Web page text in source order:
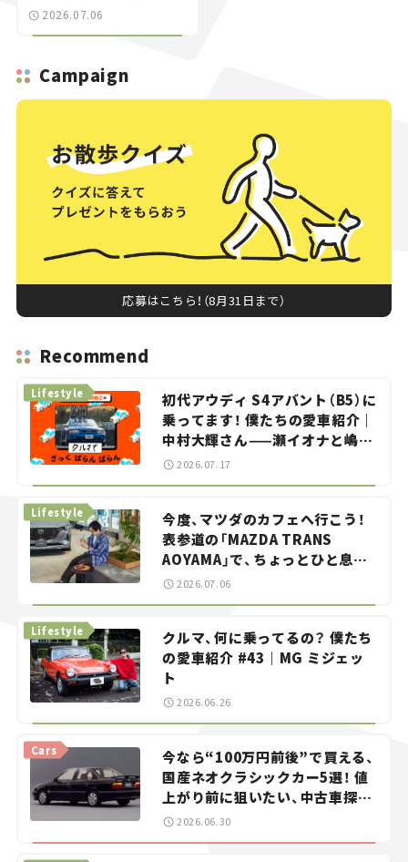
2026.07.06
Campaign
応募はこちら！（8月31日まで）
Recommend
初代アウディ S4アバント（B5）に
乗ってます！ 僕たちの愛車紹介｜
中村大輝さん——瀬イオナと嶋田
智之の「クルマでざっくばらんば
Lifestyle
2026.07.17
今度、マツダのカフェへ行こう！
表参道の「MAZDA TRANS
AOYAMA」で、ちょっとひと息。
——連載｜CCGとクルマでどうす
Lifestyle
2026.07.06
クルマ、何に乗ってるの？ 僕たち
の愛車紹介 #43｜MG ミジェッ
ト
Lifestyle
2026.06.26
今なら“100万円前後”で買える、
国産ネオクラシックカー5選！ 値
上がり前に狙いたい、中古車探し
をお手伝い――ちょっとイケてるマ
Cars
2026.06.30